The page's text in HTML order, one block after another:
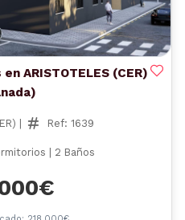
ARISTOTELES (CER)
| Ref: 1639
| 2 Baños